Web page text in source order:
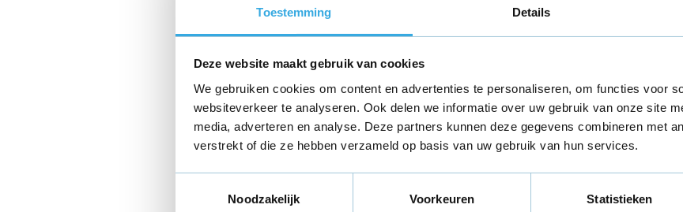
Toestemming Details
Deze website maakt gebruik van cookies
We gebruiken cookies om content en advertenties te personaliseren, om functies voor
websiteverkeer te analyseren. Ook delen we informatie over uw gebruik van onze site
media, adverteren en analyse. Deze partners kunnen deze gegevens combineren met
verstrekt of die ze hebben verzameld op basis van uw gebruik van hun services.
Noodzakelijk
Voorkeuren Statistieken